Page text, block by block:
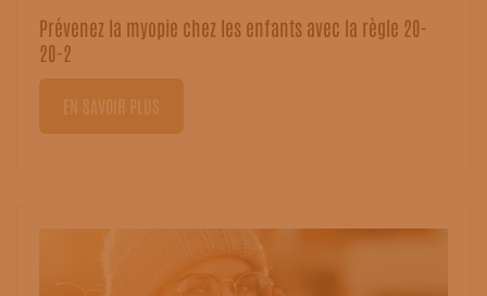
Prévenez la myopie chez les enfants avec la règle 20-
20-2
EN SAVOIR PLUS